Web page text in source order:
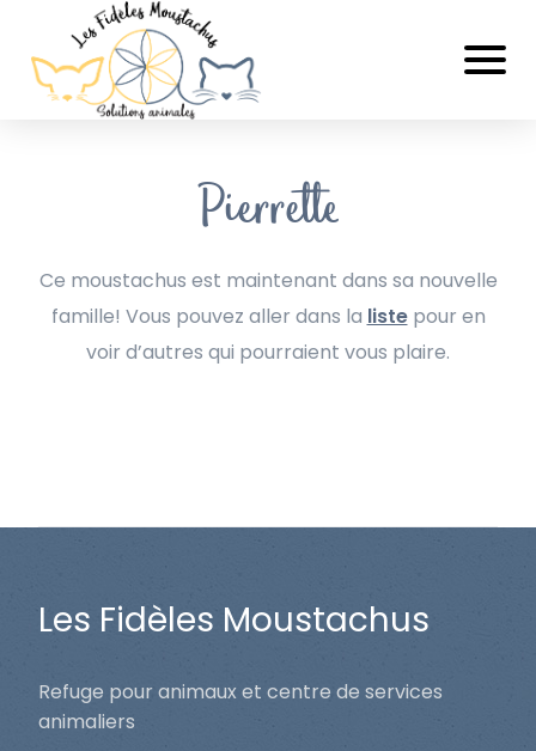
Pierrette
Ce moustachus est maintenant dans sa nouvelle
famille! Vous pouvez aller dans la listepour en
voir d’autres qui pourraient vous plaire.
Les Fidèles Moustachus
Refuge pour animaux et centre de services
animaliers